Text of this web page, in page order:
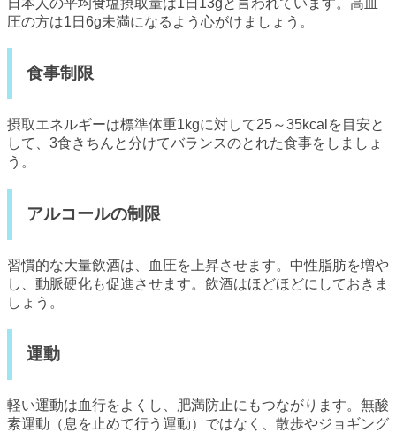
圧の方は1日6g未満になるよう心がけましょう。
食事制限
摂取エネルギーは標準体重1kgに対して25～35kcalを目安と
して、3食きちんと分けてバランスのとれた食事をしましょ
う。
アルコールの制限
習慣的な大量飲酒は、血圧を上昇させます。中性脂肪を増や
し、動脈硬化も促進させます。飲酒はほどほどにしておきま
しょう。
運動
軽い運動は血行をよくし、肥満防止にもつながります。無酸
素運動（息を止めて行う運動）ではなく、散歩やジョギング